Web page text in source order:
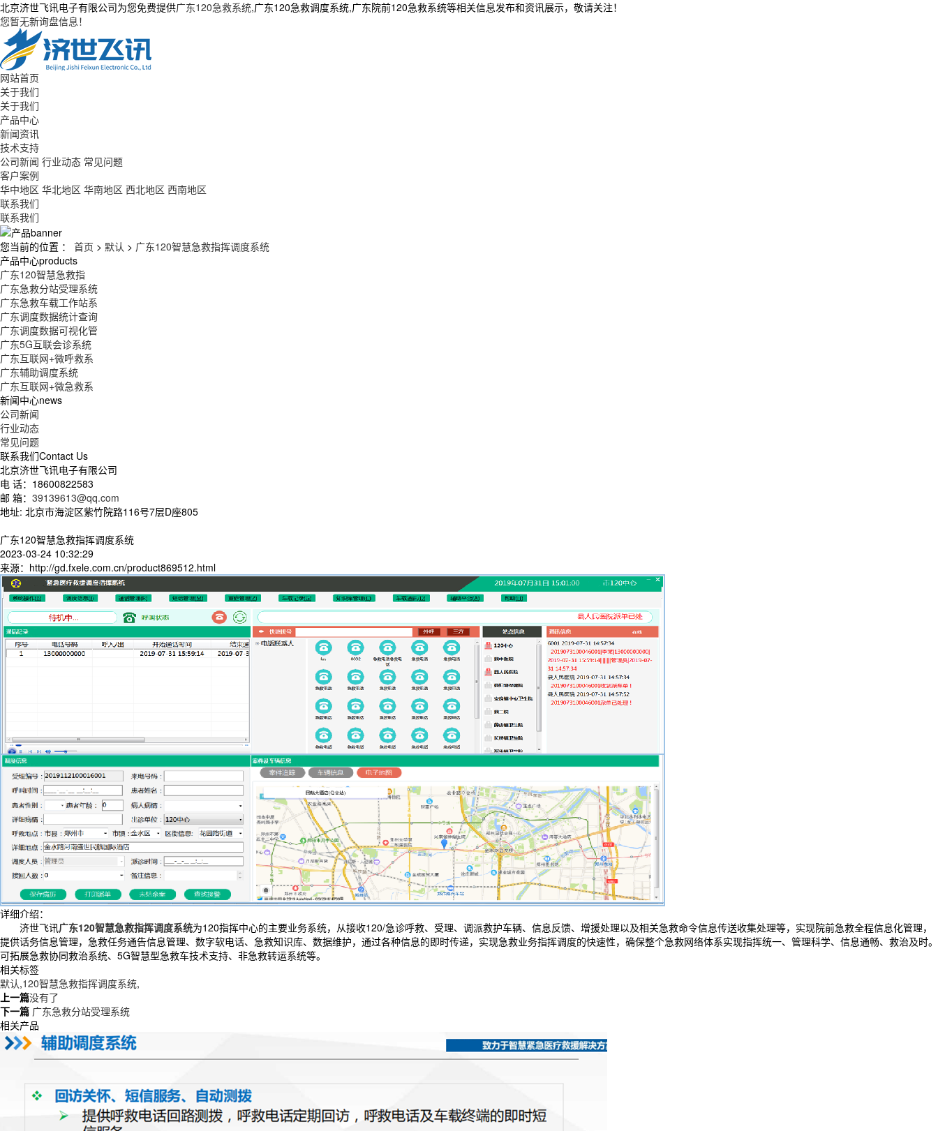
北京济世飞讯电子有限公司为您免费提供广东120急救系统,广东120急救调度系统,广东院前120急救系统等相关信息发布和资讯展示，敬请关注！
您暂无新询盘信息！
网站首页
关于我们
关于我们
产品中心
新闻资讯
技术支持
公司新闻 行业动态 常见问题
客户案例
华中地区 华北地区 华南地区 西北地区 西南地区
联系我们
联系我们
您当前的位置 ： 首页 > 默认 > 广东120智慧急救指挥调度系统
产品中心products
广东120智慧急救指
广东急救分站受理系统
广东急救车载工作站系
广东调度数据统计查询
广东调度数据可视化管
广东5G互联会诊系统
广东互联网+微呼救系
广东辅助调度系统
广东互联网+微急救系
新闻中心news
公司新闻
行业动态
常见问题
联系我们Contact Us
北京济世飞讯电子有限公司
电 话：18600822583
邮 箱： 39139613@qq.com
地址: 北京市海淀区紫竹院路116号7层D座805
广东120智慧急救指挥调度系统
2023-03-24 10:32:29
来源：http://gd.fxele.com.cn/product869512.html
详细介绍：
济世飞讯广东120智慧急救指挥调度系统为120指挥中心的主要业务系统，从接收120/急诊呼救、受理、调派救护车辆、信息反馈、增援处理以及相关急救命令信息传送收集处理等，实现院前急救全程信息化管理，
提供话务信息管理，急救任务通告信息管理、数字软电话、急救知识库、数据维护，通过各种信息的即时传递，实现急救业务指挥调度的快速性，确保整个急救网络体系实现指挥统一、管理科学、信息通畅、救治及时。
可拓展急救协同救治系统、5G智慧型急救车技术支持、非急救转运系统等。
相关标签
默认,120智慧急救指挥调度系统,
上一篇没有了
下一篇 广东急救分站受理系统
相关产品